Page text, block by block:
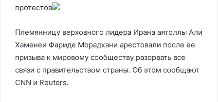
протестов
Племянницу верховного лидера Ирана аятоллы Али
Хаменеи Фариде Морадхани арестовали после ее
призыва к мировому сообществу разорвать все
связи с правительством страны. Об этом сообщают
CNN и Reuters.